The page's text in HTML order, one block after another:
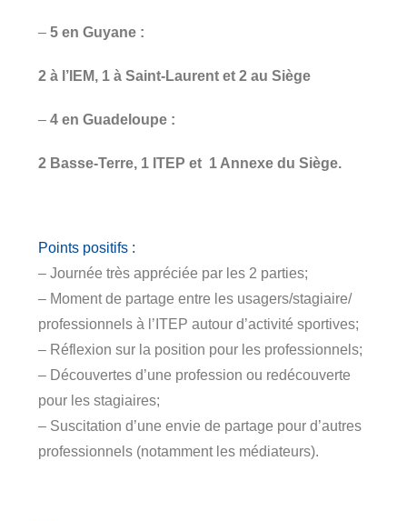
–5 en Guyane :
2 à l’IEM, 1 à Saint-Laurent et 2 au Siège
–4 en Guadeloupe :
2 Basse-Terre, 1 ITEP et 1 Annexe du Siège.
Points positifs :
– Journée très appréciée par les 2 parties;
– Moment de partage entre les usagers/stagiaire/
professionnels à l’ITEP autour d’activité sportives;
– Réflexion sur la position pour les professionnels;
– Découvertes d’une profession ou redécouverte
pour les stagiaires;
– Suscitation d’une envie de partage pour d’autres
professionnels (notamment les médiateurs).